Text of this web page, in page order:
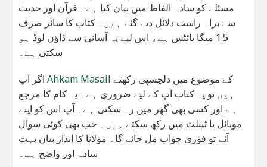
مسئلے کو سادہ الفاظ میں بیان کیا ہے۔ قرآن اور حدیث
سے براہ راست دلائل دیے گئے ہیں۔ کتاب کا سائز صرف
1.5 میگا بائٹس ہے، اس لیے یہ آسانی سے ڈاؤن لوڈ ہو
سکتی ہے۔
اگر آپAhkam Masail کے موضوع میں دلچسپی رکھتے
ہیں تو یہ کتاب آپ کے لیے ضروری ہے۔ یہ کام کا مرجع
ہے اور کسی بھی گھر میں رہ سکتی ہے۔ آپ اس کو اپنے
موبائل یا ٹیبلٹ میں رکھ سکتے ہیں۔ جب بھی کوئی سوال
آئے تو فوری جواب مل جائے گا۔ مولانا کا انداز بیان بہت
سادہ اور واضح ہے۔